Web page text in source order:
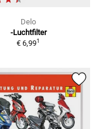
Delo
-Luchtfilter
€ 6,991